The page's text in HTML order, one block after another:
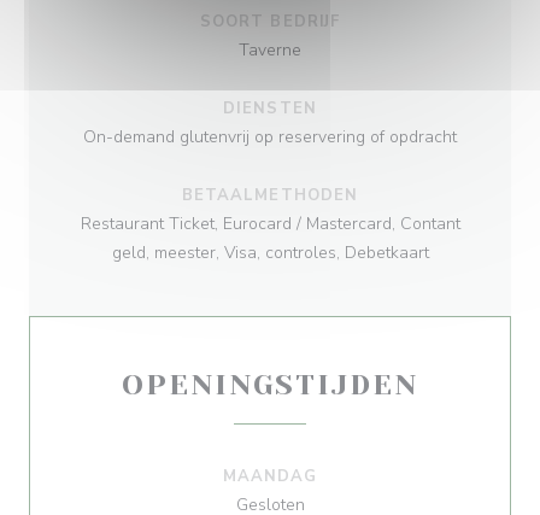
SOORT BEDRIJF
Taverne
DIENSTEN
On-demand glutenvrij op reservering of opdracht
BETAALMETHODEN
Restaurant Ticket, Eurocard / Mastercard, Contant
geld, meester, Visa, controles, Debetkaart
OPENINGSTIJDEN
MAANDAG
Gesloten